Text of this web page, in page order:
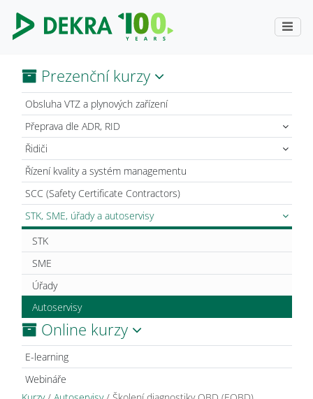
Prezenční kurzy
Obsluha VTZ a plynových zařízení
Přeprava dle ADR, RID
Řidiči
Řízení kvality a systém managementu
SCC (Safety Certificate Contractors)
STK, SME, úřady a autoservisy
STK
SME
Úřady
Autoservisy
Online kurzy
E-learning
Webináře